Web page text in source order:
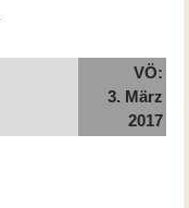
VÖ:
3. März
2017